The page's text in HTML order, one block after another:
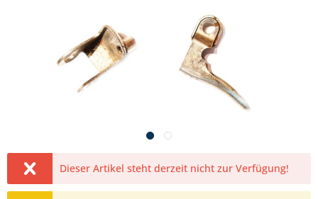
Dieser Artikel steht derzeit nicht zur Verfügung!